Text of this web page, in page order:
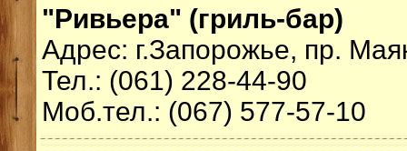
"Ривьера" (гриль-бар)
Адрес: г.Запорожье, пр.
Тел.: (061) 228-44-90
Моб.тел.: (067) 577-57-10